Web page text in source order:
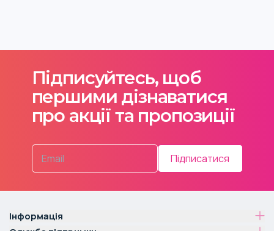
Підписуйтесь, щоб
першими дізнаватися
про акції та пропозиції
Підписатися
Інформація